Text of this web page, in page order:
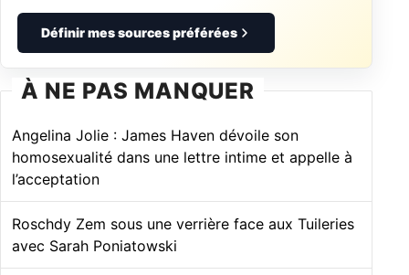
Définir mes sources préférées
À NE PAS MANQUER
Angelina Jolie : James Haven dévoile son
homosexualité dans une lettre intime et appelle à
l’acceptation
Roschdy Zem sous une verrière face aux Tuileries
avec Sarah Poniatowski